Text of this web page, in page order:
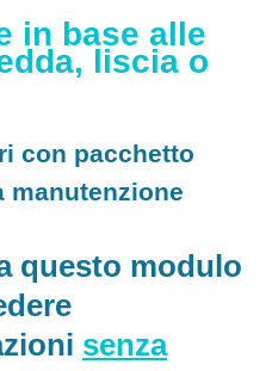
in base alle
liscia o
con pacchetto
manutenzione
questo modulo
senza